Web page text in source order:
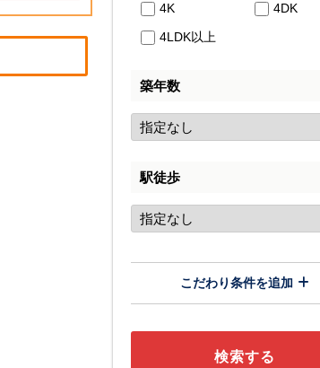
4K
4DK
4LDK以上
築年数
駅徒歩
こだわり条件を追加